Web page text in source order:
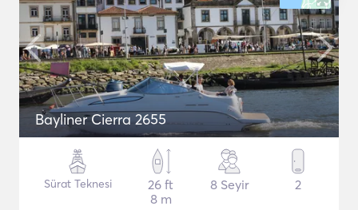
Bayliner Cierra 2655
Sürat Teknesi
26 ft
8 m
8 Seyir 2